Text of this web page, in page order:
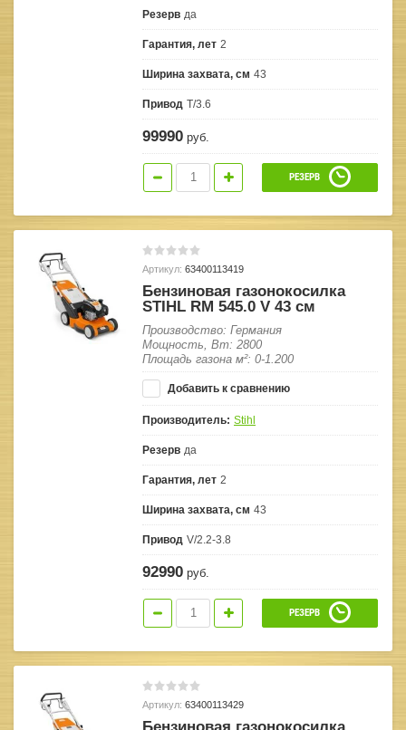
Резерв да
Гарантия, лет 2
Ширина захвата, см 43
Привод T/3.6
99990 руб.
РЕЗЕРВ
Артикул: 63400113419
Бензиновая газонокосилка
STIHL RM 545.0 V 43 см
Производство: Германия
Мощность, Вт: 2800
Площадь газона м²: 0-1.200
Добавить к сравнению
Производитель: Stihl
Резерв да
Гарантия, лет 2
Ширина захвата, см 43
Привод V/2.2-3.8
92990 руб.
РЕЗЕРВ
Артикул: 63400113429